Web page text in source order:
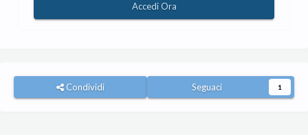
Accedi Ora
Condividi Seguaci 1